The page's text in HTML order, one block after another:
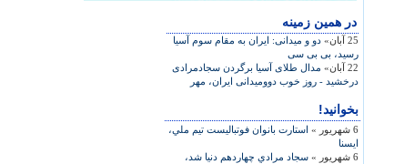
در همين زمينه
25 آبان»
دو و میدانی: ایران به مقام سوم آسیا
رسید، بی بی سی
22 آبان»
مدال طلای آسیا برگردن سجادمرادی
درخشید - روز خوب دوومیدانی ایران، مهر
بخوانید!
6 شهریور »
استارت بانوان فوتباليست تيم ملي،
ایسنا
6 شهریور »
سجاد مرادي چهاردهم دنيا شد،